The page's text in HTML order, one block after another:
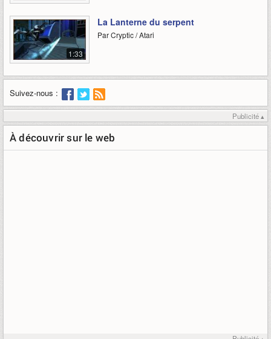
1:33
La Lanterne du serpent
Par Cryptic / Atari
Suivez-nous :
Publicité ▴
À découvrir sur le web